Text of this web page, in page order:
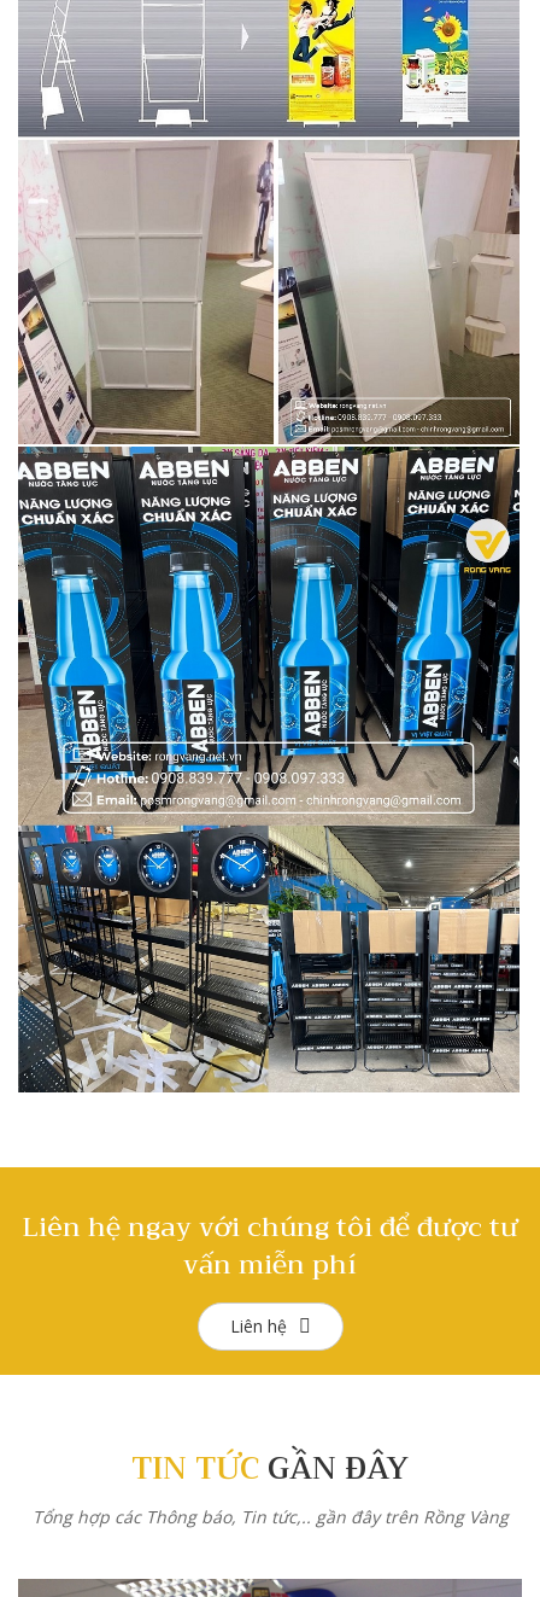
Liên hệ ngay với chúng tôi để được tư
vấn miễn phí
Liên hệ
TIN TỨCGẦN ĐÂY
Tổng hợp các Thông báo, Tin tức,.. gần đây trên Rồng Vàng